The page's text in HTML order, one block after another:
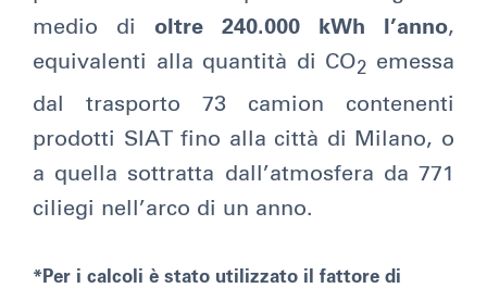
medio di oltre 240.000 kWh l’anno,
equivalenti alla quantità di CO2 emessa
dal trasporto 73 camion contenenti
prodotti SIAT fino alla città di Milano, o
a quella sottratta dall’atmosfera da 771
ciliegi nell’arco di un anno.
*Per i calcoli è stato utilizzato il fattore di